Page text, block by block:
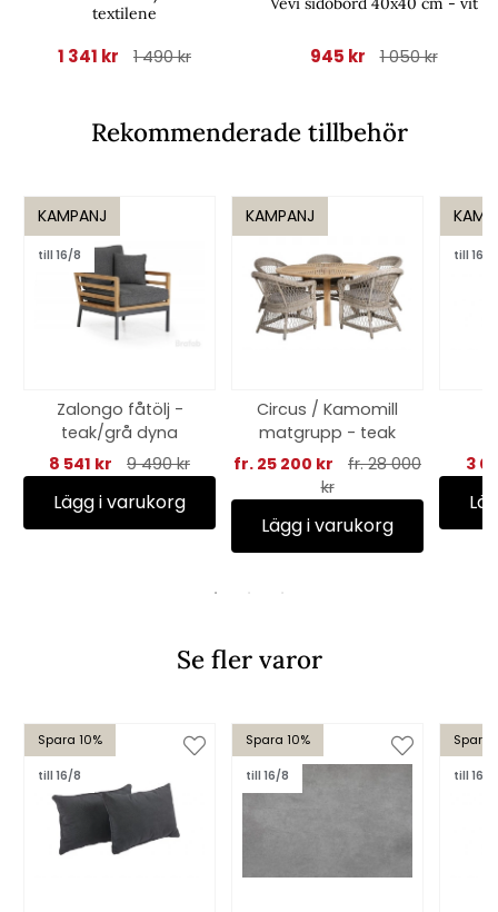
textilene
1 341 kr 1 490 kr 945 kr 1 050 kr
Rekommenderade tillbehör
KAMPANJ
till 16/8
Zalongo fåtölj -
teak/grå dyna
8 541 kr
9 490 kr
Lägg i varukorg
KAMPANJ
Circus / Kamomill
matgrupp - teak
fr. 25 200 kr
fr. 28 000
kr
Lägg i varukorg
till 16/8
3
Se fler varor
Spara 10%
till 16/8
Spara 10%
till 16/8
Spara
till 16/8